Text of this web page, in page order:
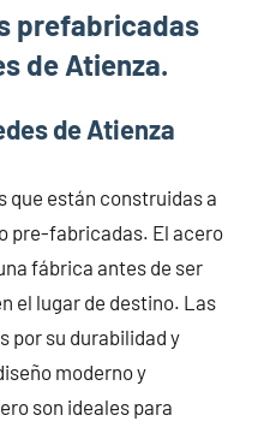
prefabricadas
de Atienza.
de Atienza
que están construidas a
pre-fabricadas. El acero
fábrica antes de ser
el lugar de destino. Las
por su durabilidad y
moderno y
son ideales para